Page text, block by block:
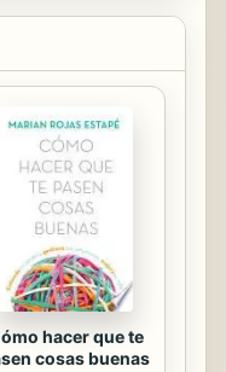
en 1986,
Mauriac,
de Proust,
dactilografiado
y adiciones, asi
de Proust,
la
Mauriac, se
del...
hacer que te
cosas buenas